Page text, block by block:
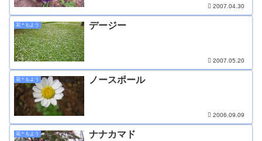
2007.04.30
花＊もよう デージー
2007.05.20
花＊もよう ノースポール
2006.09.09
花＊もよう ナナカマド